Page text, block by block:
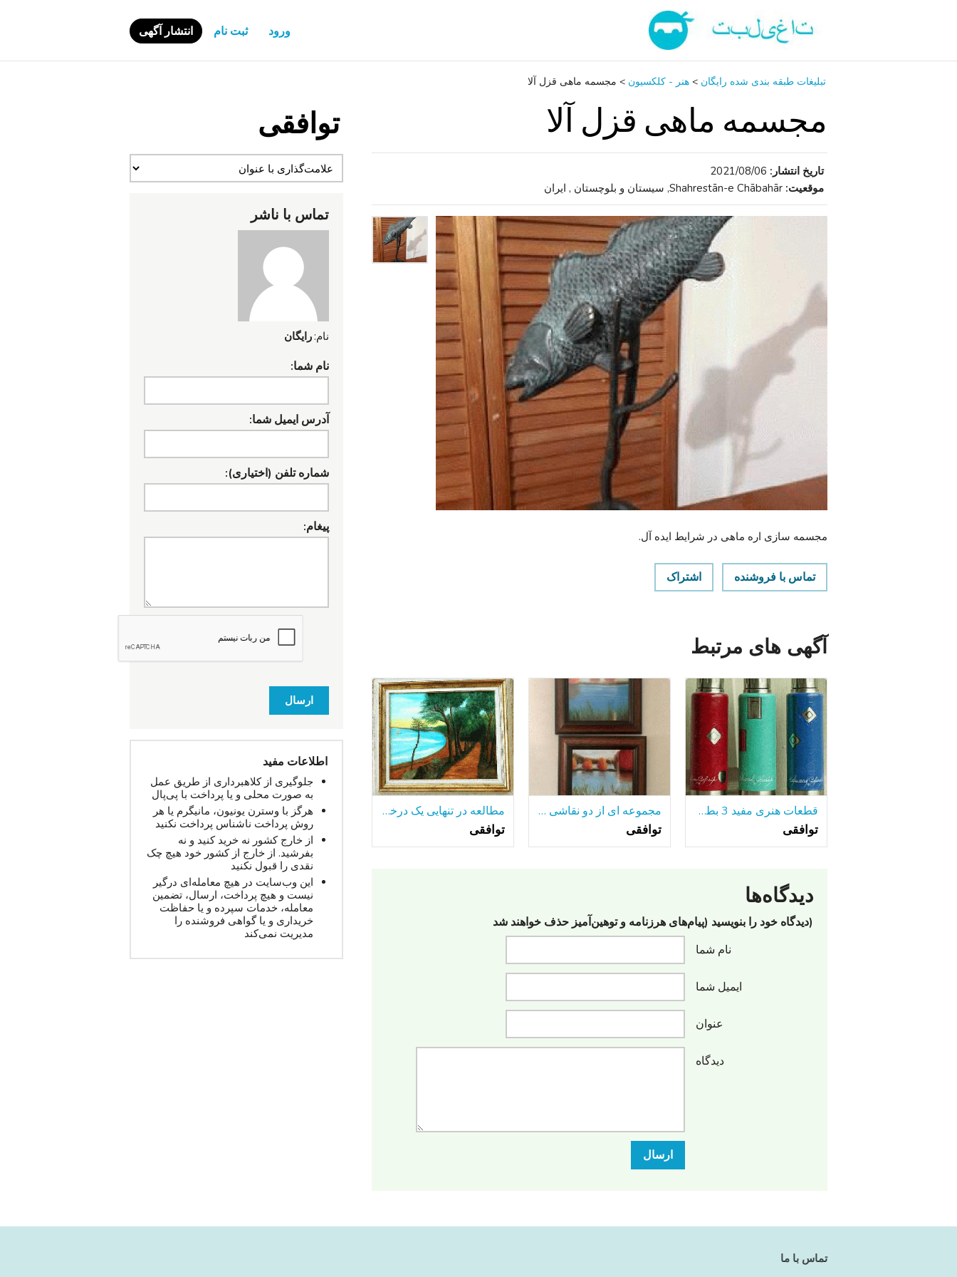
ورود ثبت نام انتشار آگهی
تبلیغات طبقه بندی شده رایگان > هنر - کلکسیون > مجسمه ماهی قزل آلا
مجسمه ماهی قزل آلا
تاریخ انتشار: 2021/08/06
موقعیت: Shahrestān-e Chābahār, سیستان و بلوچستان , ایران
مجسمه سازی اره ماهی در شرایط ایده آل.
تماس با فروشنده اشتراک
آگهی های مرتبط
قطعات هنری مفید 3 بطری های آلومینیومی جلا
توافقی
مجموعه ای از دو نقاشی رنگ و روغن قاب
توافقی
مطالعه در تنهایی یک درخت تنها-در میان بسیاری از دریاچه.
توافقی
دیدگاه‌ها
(دیدگاه خود را بنویسید (پیام‌های هرزنامه‌ و توهین‌آمیز حذف خواهند شد
نام شما
ایمیل شما
عنوان
دیدگاه
ارسال
توافقی
تماس با ناشر
نام: رایگان
نام شما:
آدرس ایمیل شما:
شماره تلفن (اختیاری):
پیغام:
ارسال
اطلاعات مفید
جلوگیری از کلاهبرداری از طریق عمل
به صورت محلی و یا پرداخت با پی‌پال
هرگز با وسترن یونیون، مانیگرم یا هر
روش پرداخت ناشناس پرداخت نکنید
از خارج کشور نه خرید کنید و نه
بفرشید. از خارج از کشور خود هیچ چک
نقدی را قبول نکنید
این وب‌سایت در هیچ معامله‌ای درگیر
نیست و هیچ پرداخت، ارسال، تضمین
معامله، خدمات سپرده و یا حفاظت
خریداری و یا گواهی فروشنده را
مدیریت نمی‌کند
تماس با ما